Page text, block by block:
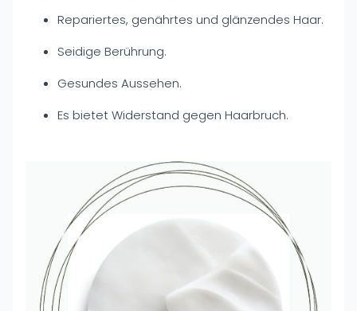
Repariertes, genährtes und glänzendes Haar.
Seidige Berührung.
Gesundes Aussehen.
Es bietet Widerstand gegen Haarbruch.